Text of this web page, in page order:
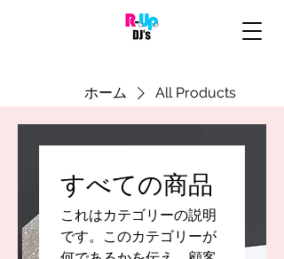
ホーム All Products
すべての商品
これはカテゴリーの説明
です。このカテゴリーが